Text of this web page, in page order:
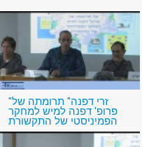
"זרי דפנה" תרומתה של
פרופ' דפנה למיש למחקר
הפמיניסטי של התקשורת